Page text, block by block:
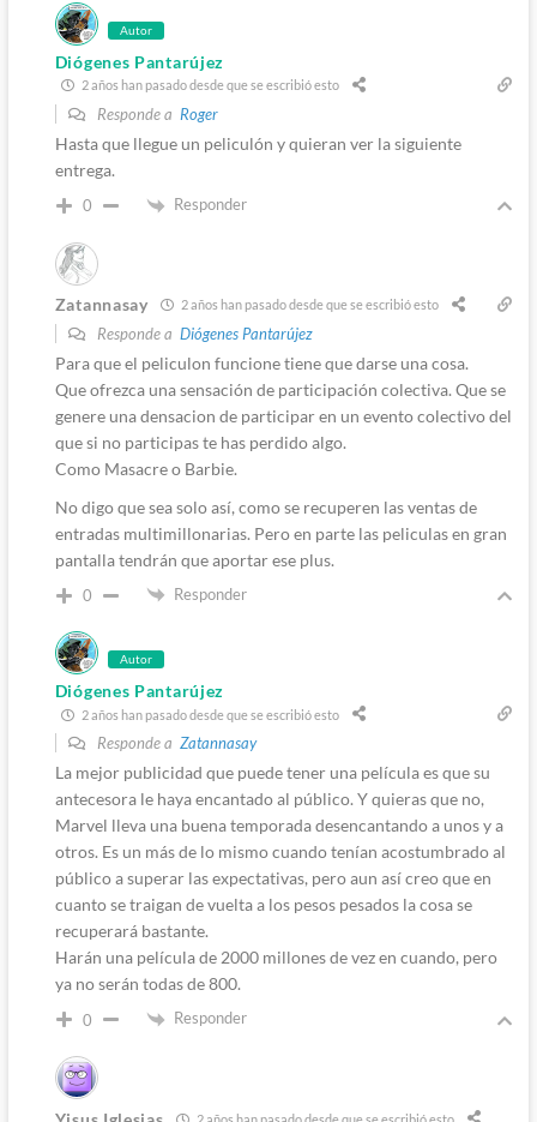
Autor
Diógenes Pantarújez
2 años han pasado desde que se escribió esto
Responde a Roger
Hasta que llegue un peliculón y quieran ver la siguiente
entrega.
0 Responder
Zatannasay 2 años han pasado desde que se escribió esto
Responde a Diógenes Pantarújez
Para que el peliculon funcione tiene que darse una cosa.
Que ofrezca una sensación de participación colectiva. Que se
genere una densacion de participar en un evento colectivo del
que si no participas te has perdido algo.
Como Masacre o Barbie.
No digo que sea solo así, como se recuperen las ventas de
entradas multimillonarias. Pero en parte las peliculas en gran
pantalla tendrán que aportar ese plus.
0 Responder
Autor
Diógenes Pantarújez
2 años han pasado desde que se escribió esto
Responde a Zatannasay
La mejor publicidad que puede tener una película es que su
antecesora le haya encantado al público. Y quieras que no,
Marvel lleva una buena temporada desencantando a unos y a
otros. Es un más de lo mismo cuando tenían acostumbrado al
público a superar las expectativas, pero aun así creo que en
cuanto se traigan de vuelta a los pesos pesados la cosa se
recuperará bastante.
Harán una película de 2000 millones de vez en cuando, pero
ya no serán todas de 800.
0 Responder
2 años han pasado desde que se escribió esto